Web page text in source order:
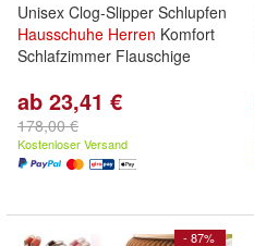
Unisex Clog-Slipper Schlupfen
Hausschuhe Herren Komfort
Schlafzimmer Flauschige
ab 23,41 €
178,00 €
Kostenloser Versand
- 87%